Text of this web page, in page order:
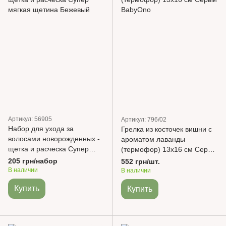
Артикул: 56905
Набор для ухода за
волосами новорожденных -
щетка и расческа Супер
мягкая щетина Бежевый
205 грн/набор
В наличии
Купить
Артикул: 796/02
Грелка из косточек вишни с
ароматом лаванды
(термофор) 13х16 см Серый
BabyOno
552 грн/шт.
В наличии
Купить